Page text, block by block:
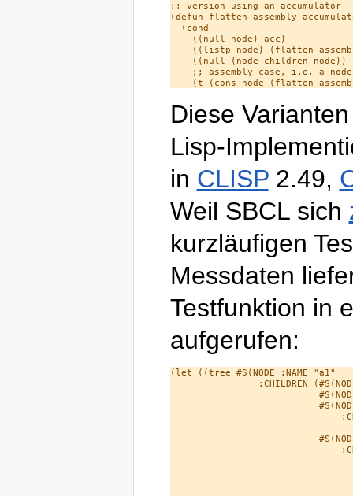
;; version using an accumulator
(defun flatten-assembly-
  (cond
    ((null node) acc)
((listp node) (flatten-
((null (node-children node))
;; assembly case, i.e. a
Diese
Lisp-
in CLISP2.49,
Weil SBCL sich
kurzläufigen
Messdaten
Testfunktion in
aufgerufen:
(let ((tree #S(NODE :NAME "a1"
:CHILDREN